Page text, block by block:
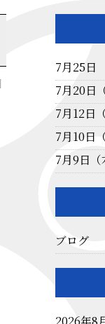
7月25日
7月20日
7月12日
7月10日
7月9日（
ブログ